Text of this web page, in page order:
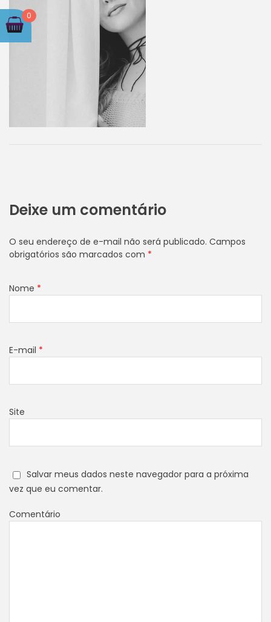
Deixe um comentário
O seu endereço de e-mail não será publicado. Campos
obrigatórios são marcados com *
Nome *
E-mail *
Site
Salvar meus dados neste navegador para a próxima
vez que eu comentar.
Comentário
0